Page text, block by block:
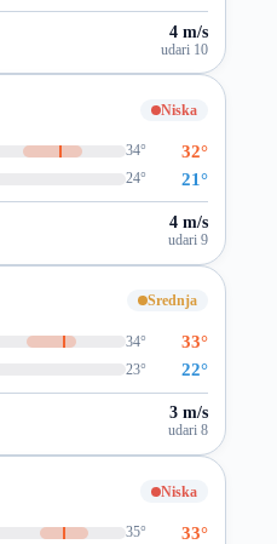
4 m/s
udari 10
Niska
34° 32°
24° 21°
4 m/s
udari 9
Srednja
34° 33°
23° 22°
3 m/s
udari 8
Niska
35° 33°